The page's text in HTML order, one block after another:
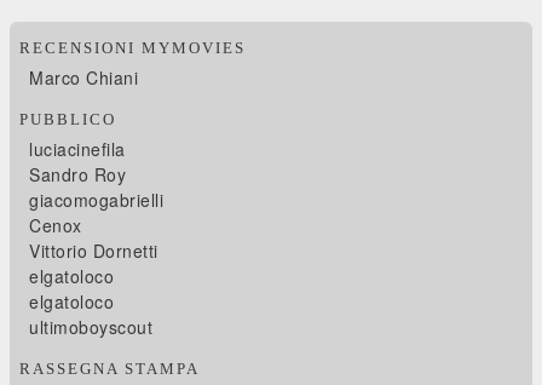
RECENSIONI MYMOVIES
Marco Chiani
PUBBLICO
luciacinefila
Sandro Roy
giacomogabrielli
Cenox
Vittorio Dornetti
elgatoloco
elgatoloco
ultimoboyscout
RASSEGNA STAMPA